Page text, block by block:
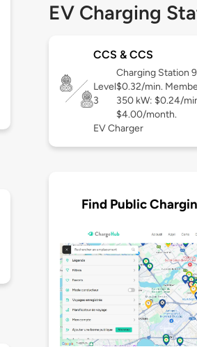
EV Charging
CCS & CCS
Level
3
Charging Station
$0.32/min.
350 kW: $0.24/
$4.00/month.
EV Charger
Find Public